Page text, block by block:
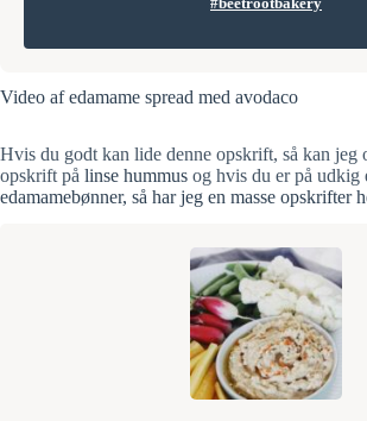
Video af edamame spread med avodaco
Hvis du godt kan lide denne opskrift, så kan jeg
opskrift på linse hummus og hvis du er på udkig
edamamebønner, så har jeg en masse opskrifter